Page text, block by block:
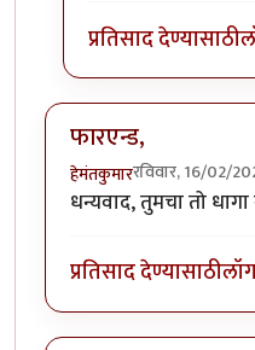
प्रतिसाद देण्यासाठी
फारएन्ड,
हेमंतकुमाररविवार, 16/02/
धन्यवाद, तुमचा तो
प्रतिसाद देण्यासाठी